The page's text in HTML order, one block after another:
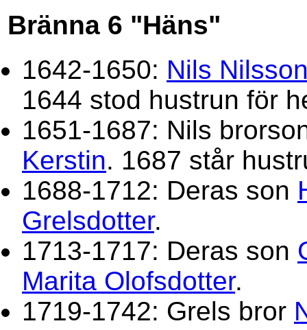
Bränna 6 "Häns"
1642-1650: Nils
1644 stod hustrun för
1651-1687: Nils
Kerstin. 1687 står
1688-1712: Deras son
Grelsdotter.
1713-1717: Deras son
Marita Olofsdotter.
1719-1742: Grels bror